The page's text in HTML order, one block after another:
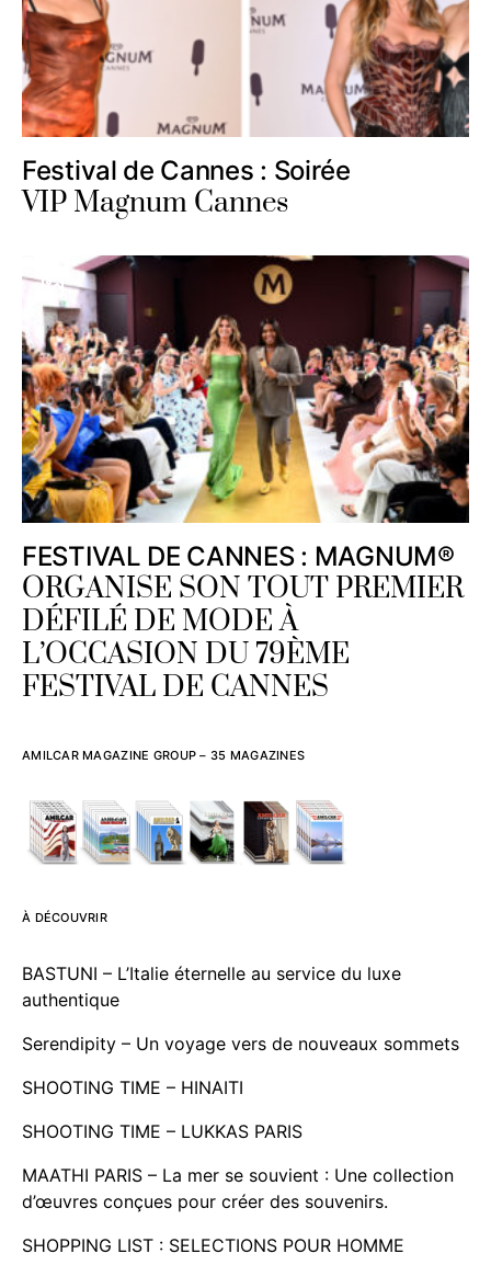
Festival de Cannes : Soirée
VIP Magnum Cannes
FESTIVAL DE CANNES : MAGNUM®
ORGANISE SON TOUT PREMIER
DÉFILÉ DE MODE À
L’OCCASION DU 79ÈME
FESTIVAL DE CANNES
AMILCAR MAGAZINE GROUP – 35 MAGAZINES
À DÉCOUVRIR
BASTUNI – L’Italie éternelle au service du luxe
authentique
Serendipity – Un voyage vers de nouveaux sommets
SHOOTING TIME – HINAITI
SHOOTING TIME – LUKKAS PARIS
MAATHI PARIS – La mer se souvient : Une collection
d’œuvres conçues pour créer des souvenirs.
SHOPPING LIST : SELECTIONS POUR HOMME